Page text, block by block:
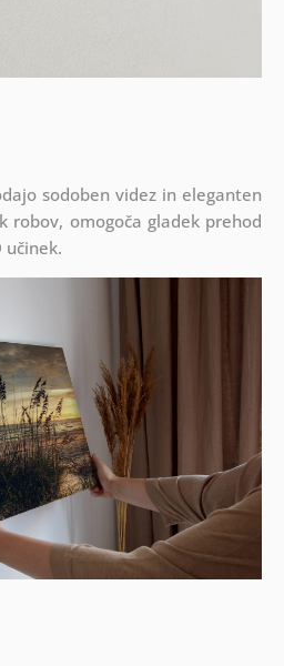
sodoben videz in eleganten
robov, omogoča gladek prehod
učinek.